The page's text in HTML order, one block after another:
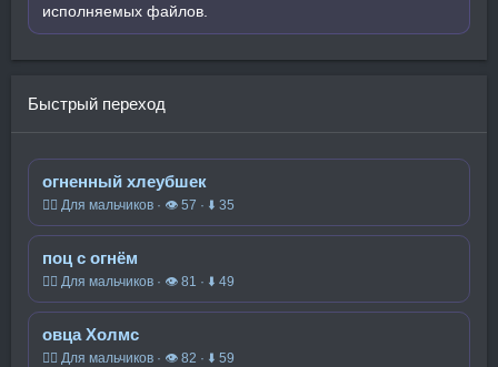
исполняемых файлов.
Быстрый переход
огненный хлеубшек
🧍‍♂️ Для мальчиков · 👁 57 · ⬇ 35
поц с огнём
🧍‍♂️ Для мальчиков · 👁 81 · ⬇ 49
овца Холмс
🧍‍♂️ Для мальчиков · 👁 82 · ⬇ 59